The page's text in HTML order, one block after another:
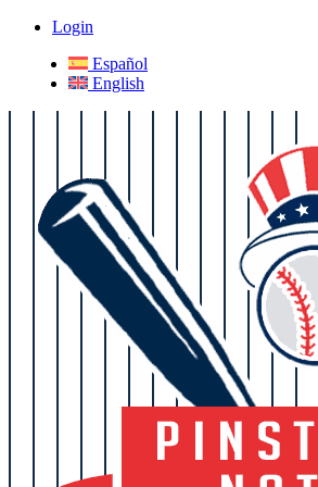
Login
Español
English